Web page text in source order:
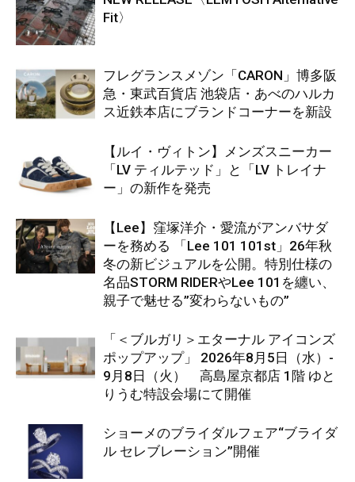
Fit〉
フレグランスメゾン「CARON」博多阪
急・東武百貨店 池袋店・あべのハルカ
ス近鉄本店にブランドコーナーを新設
【ルイ・ヴィトン】メンズスニーカー
「LV ティルテッド」と「LV トレイナ
ー」の新作を発売
【Lee】窪塚洋介・愛流がアンバサダ
ーを務める 「Lee 101 101st」26年秋
冬の新ビジュアルを公開。特別仕様の
名品STORM RIDERやLee 101を纏い、
親子で魅せる”変わらないもの”
「＜ブルガリ＞エターナル アイコンズ
ポップアップ」 2026年8月5日（水）-
9月8日（火） 高島屋京都店 1階 ゆと
りうむ特設会場にて開催
ショーメのブライダルフェア“ブライダ
ル セレブレーション”開催